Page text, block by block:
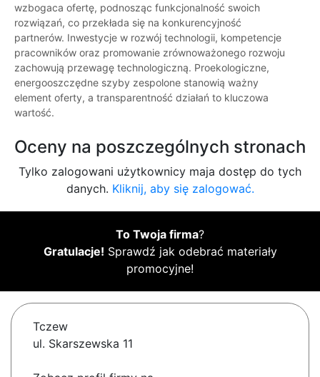
wzbogaca ofertę, podnosząc funkcjonalność swoich
rozwiązań, co przekłada się na konkurencyjność
partnerów. Inwestycje w rozwój technologii, kompetencje
pracowników oraz promowanie zrównoważonego rozwoju
zachowują przewagę technologiczną. Proekologiczne,
energooszczędne szyby zespolone stanowią ważny
element oferty, a transparentność działań to kluczowa
wartość.
Oceny na poszczególnych stronach
Tylko zalogowani użytkownicy maja dostęp do tych
danych. Kliknij, aby się zalogować.
To Twoja firma?
Gratulacje! Sprawdź jak odebrać materiały
promocyjne!
Tczew
ul. Skarszewska 11